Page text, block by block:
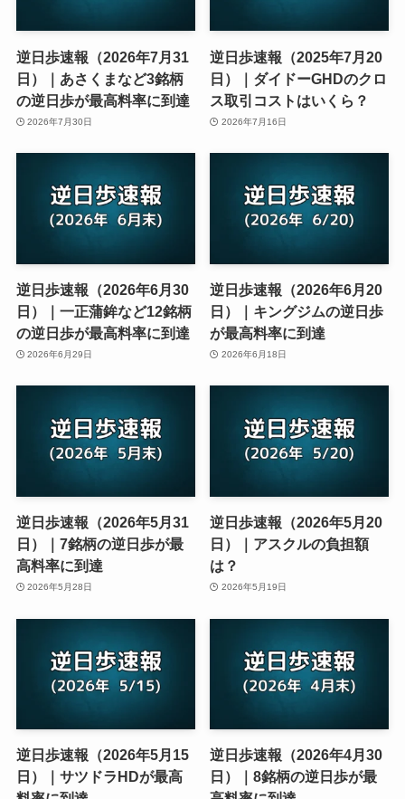
逆日歩速報（2026年7月31
日）｜あさくまなど3銘柄
の逆日歩が最高料率に到達
2026年7月30日
逆日歩速報（2025年7月20
日）｜ダイドーGHDのクロ
ス取引コストはいくら？
2026年7月16日
逆日歩速報（2026年6月30
日）｜一正蒲鉾など12銘柄
の逆日歩が最高料率に到達
2026年6月29日
逆日歩速報（2026年6月20
日）｜キングジムの逆日歩
が最高料率に到達
2026年6月18日
逆日歩速報（2026年5月31
日）｜7銘柄の逆日歩が最
高料率に到達
2026年5月28日
逆日歩速報（2026年5月20
日）｜アスクルの負担額
は？
2026年5月19日
逆日歩速報（2026年5月15
日）｜サツドラHDが最高
逆日歩速報（2026年4月30
日）｜8銘柄の逆日歩が最